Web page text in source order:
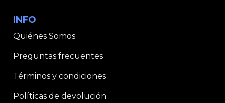
INFO
Quiénes Somos
Preguntas frecuentes
Términos y condiciones
Políticas de devolución